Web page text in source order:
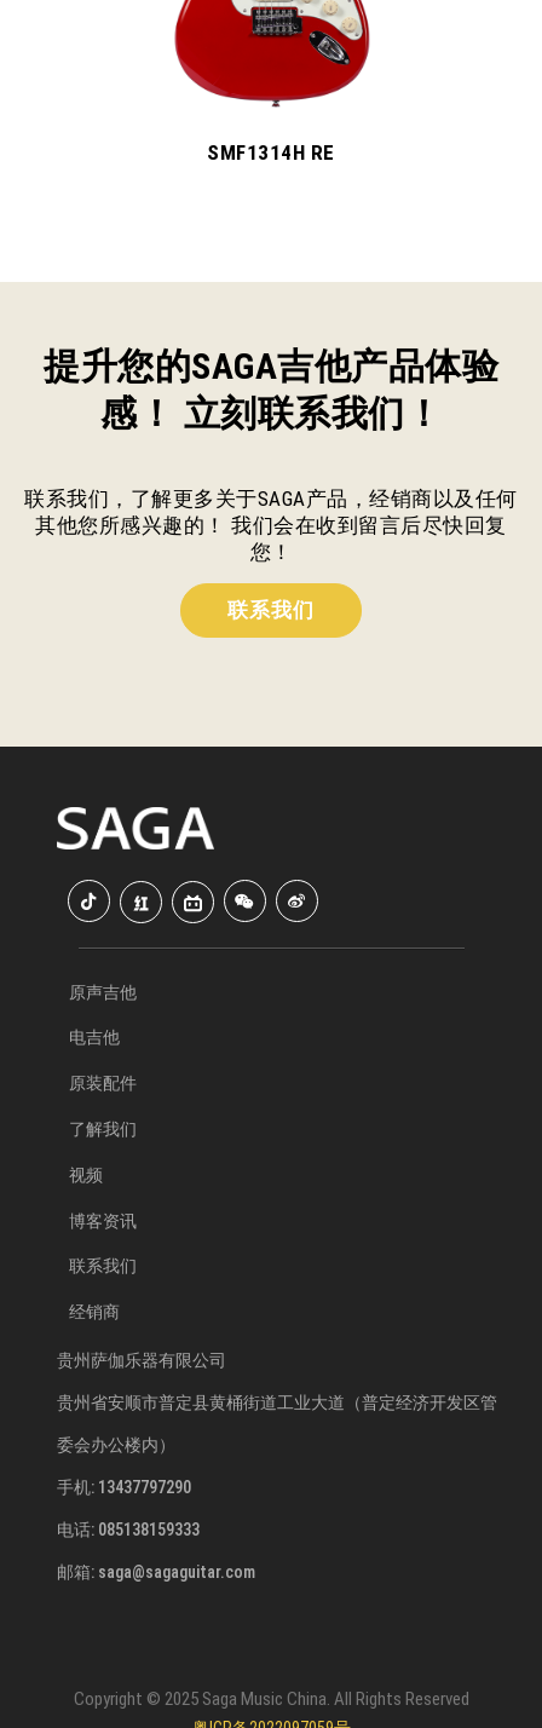
SMF1314H RE
提升您的SAGA吉他产品体验
感！ 立刻联系我们！
联系我们，了解更多关于SAGA产品，经销商以及任何
其他您所感兴趣的！ 我们会在收到留言后尽快回复
您！
联系我们
原声吉他
电吉他
原装配件
了解我们
视频
博客资讯
联系我们
经销商
贵州萨伽乐器有限公司
贵州省安顺市普定县黄桶街道工业大道（普定经济开发区管
委会办公楼内）
手机: 13437797290
电话: 085138159333
邮箱: saga@sagaguitar.com
Copyright © 2025 Saga Music China. All Rights Reserved